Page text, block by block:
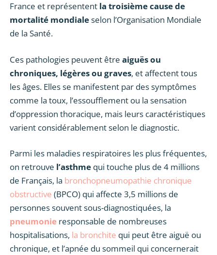
France et représentent la troisième cause de
mortalité mondialeselon l’Organisation Mondiale
de la Santé.
Ces pathologies peuvent être aiguës ou
chroniques, légères ou graves, et affectent tous
les âges. Elles se manifestent par des symptômes
comme la toux, l’essoufflement ou la sensation
d’oppression thoracique, mais leurs caractéristiques
varient considérablement selon le diagnostic.
Parmi les maladies respiratoires les plus fréquentes,
on retrouve l’asthme qui touche plus de 4 millions
de Français, la bronchopneumopathie chronique
obstructive (BPCO) qui affecte 3,5 millions de
personnes souvent sous-diagnostiquées, la
pneumonie responsable de nombreuses
hospitalisations, la bronchite qui peut être aiguë ou
chronique, et l’apnée du sommeil qui concernerait